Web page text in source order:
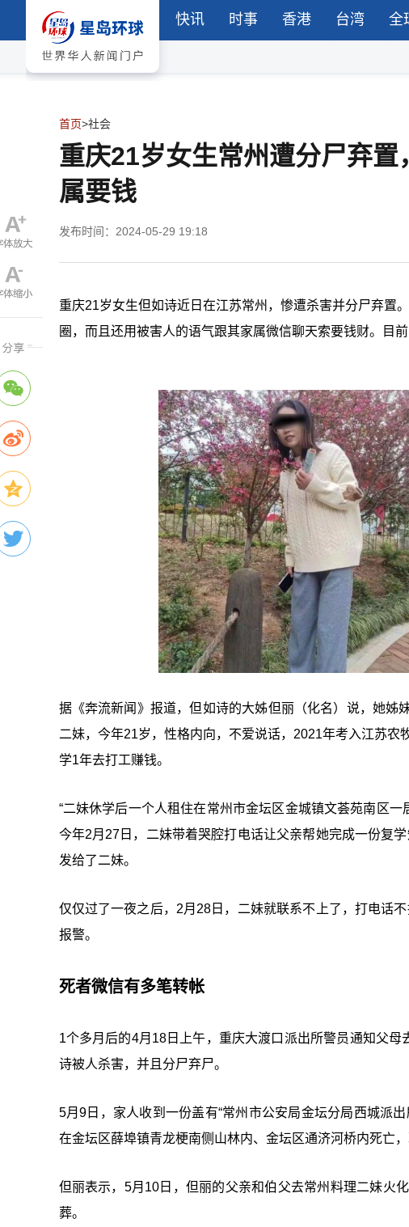
快讯 时事 香港 台湾 全
首页>社会
重庆21岁女生常州遭分尸弃
属要钱
发布时间：2024-05-29 19:18
重庆21岁女生但如诗近日在江苏常州，惨遭杀害并分尸弃置
圈，而且还用被害人的语气跟其家属微信聊天索要钱财。目
据《奔流新闻》报道，但如诗的大姊但丽（化名）说，她姊
二妹，今年21岁，性格内向，不爱说话，2021年考入江苏
学1年去打工赚钱。
“二妹休学后一个人租住在常州市金坛区金城镇文荟苑南区
今年2月27日，二妹带着哭腔打电话让父亲帮她完成一份复
发给了二妹。
仅仅过了一夜之后，2月28日，二妹就联系不上了，打电话
报警。
死者微信有多笔转帐
1个多月后的4月18日上午，重庆大渡口派出所警员通知父
诗被人杀害，并且分尸弃尸。
5月9日，家人收到一份盖有“常州市公安局金坛分局西城派
在金坛区薛埠镇青龙梗南侧山林内、金坛区通济河桥内死亡，
但丽表示，5月10日，但丽的父亲和伯父去常州料理二妹火
葬。